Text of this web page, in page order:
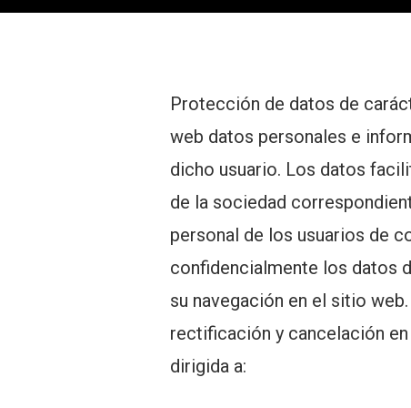
Protección de datos de
web datos personales e
dicho usuario. Los datos
de la sociedad
personal de los usuarios de
confidencialmente los datos
su navegación en el sitio
rectificación y cancelación
dirigida a: